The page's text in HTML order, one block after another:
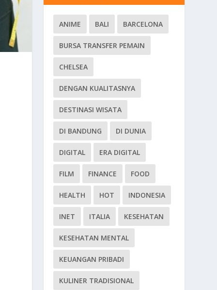
ANIME BALI BARCELONA
BURSA TRANSFER PEMAIN
CHELSEA
DENGAN KUALITASNYA
DESTINASI WISATA
DI BANDUNG DI DUNIA
DIGITAL ERA DIGITAL
FILM FINANCE FOOD
HEALTH HOT INDONESIA
INET ITALIA KESEHATAN
KESEHATAN MENTAL
KEUANGAN PRIBADI
KULINER TRADISIONAL